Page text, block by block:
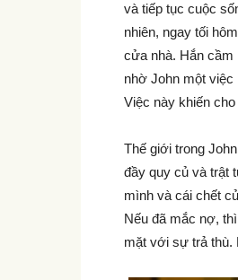
và tiếp tục cuộc
nhiên, ngay tối
cửa nhà. Hắn cầm
nhờ John một việc
Việc này khiến
Thế giới trong
đầy quy củ và trật
mình và cái chết
Nếu đã mắc nợ,
mặt với sự trả thù.